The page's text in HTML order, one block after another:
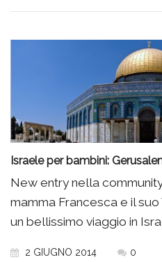
Israele per bambini:
New entry nella
mamma Francesca e il
un bellissimo viaggio in
2 GIUGNO 2014 0